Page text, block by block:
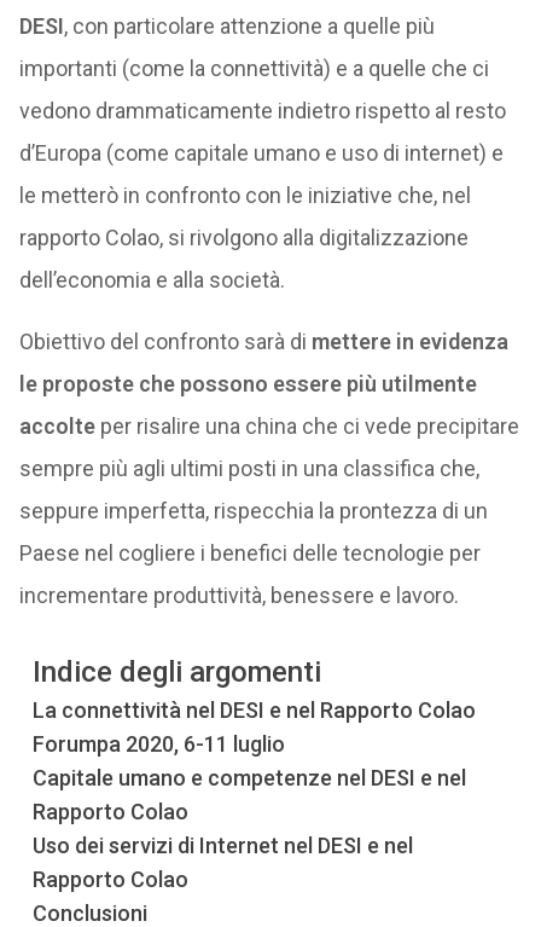
DESI, con particolare attenzione a quelle più
importanti (come la connettività) e a quelle che ci
vedono drammaticamente indietro rispetto al resto
d’Europa (come capitale umano e uso di internet) e
le metterò in confronto con le iniziative che, nel
rapporto Colao, si rivolgono alla digitalizzazione
dell’economia e alla società.
Obiettivo del confronto sarà di mettere in evidenza
le proposte che possono essere più utilmente
accolte per risalire una china che ci vede precipitare
sempre più agli ultimi posti in una classifica che,
seppure imperfetta, rispecchia la prontezza di un
Paese nel cogliere i benefici delle tecnologie per
incrementare produttività, benessere e lavoro.
Indice degli argomenti
La connettività nel DESI e nel Rapporto Colao
Forumpa 2020, 6-11 luglio
Capitale umano e competenze nel DESI e nel
Rapporto Colao
Uso dei servizi di Internet nel DESI e nel
Rapporto Colao
Conclusioni